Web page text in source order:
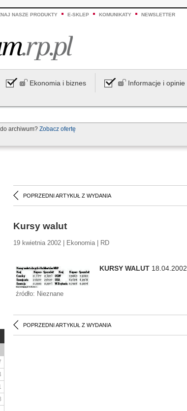
NASZE PRODUKTY E-SKLEP KOMUNIKATY NEWSLETTER
Ekonomia i biznes Informacje i opinie
archiwum? Zobacz ofertę
POPRZEDNI ARTYKUŁ Z WYDANIA
Kursy walut
19 kwietnia 2002 | Ekonomia | RD
źródło: Nieznane
KURSY WALUT 18.04.2002
POPRZEDNI ARTYKUŁ Z WYDANIA